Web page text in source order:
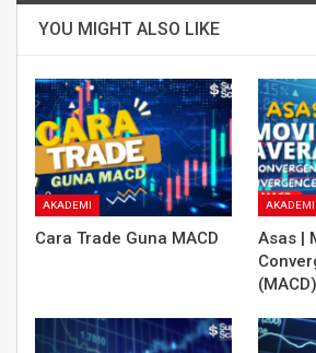
YOU MIGHT ALSO LIKE
AKADEMI
Cara Trade Guna MACD
AKADEMI
Asas |
(MACD)